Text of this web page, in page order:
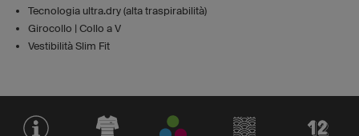
Tecnologia ultra.dry (alta traspirabilità)
Girocollo | Collo a V
Vestibilità Slim Fit